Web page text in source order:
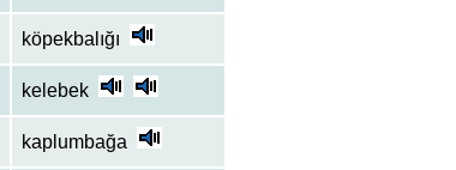
köpekbalığı
kelebek
kaplumbağa